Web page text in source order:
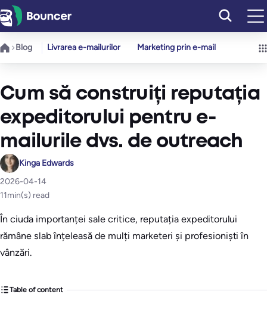
Sari
la
conținut
Blog Livrarea e-mailurilor Marketing prin e-mail
Cum să construiți reputația
expeditorului pentru e-
mailurile dvs. de outreach
Kinga Edwards
2026-04-14
11min(s) read
În ciuda importanței sale critice, reputația expeditorului
rămâne slab înțeleasă de mulți marketeri și profesioniști în
vânzări.
Table of content